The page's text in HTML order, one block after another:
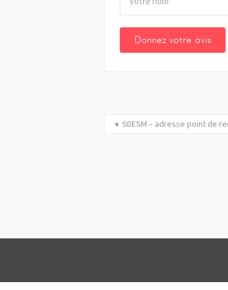
SDESM – adresse point de